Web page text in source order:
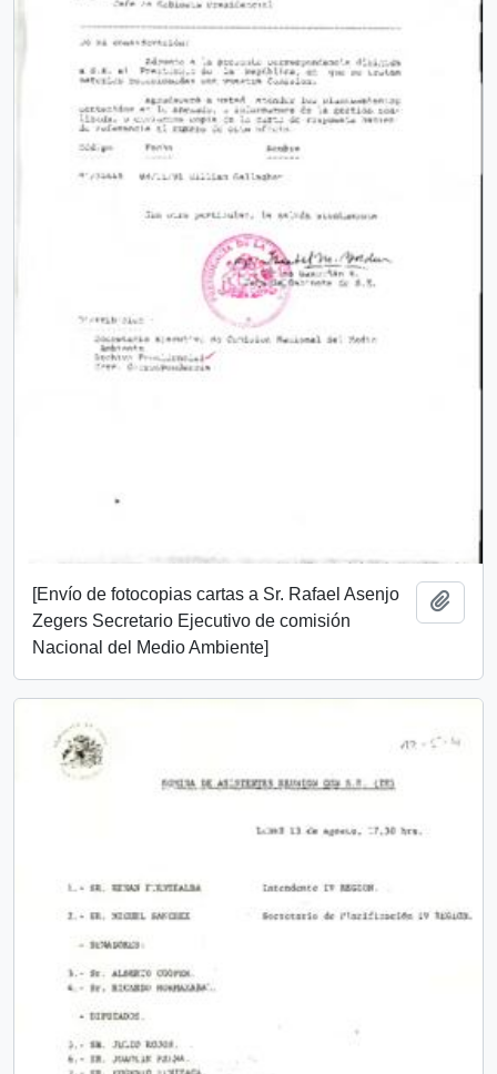
[Envío de fotocopias cartas a Sr. Rafael Asenjo
Zegers Secretario Ejecutivo de comisión
Nacional del Medio Ambiente]